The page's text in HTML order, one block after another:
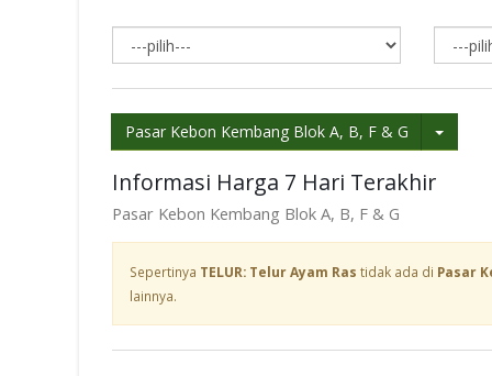
Pasar Kebon Kembang Blok A, B, F & G
Informasi Harga 7 Hari Terakhir
Pasar Kebon Kembang Blok A, B, F & G
Sepertinya TELUR: Telur Ayam Ras tidak ada di Pasar
lainnya.